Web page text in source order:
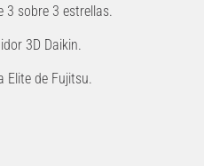
3 sobre 3 estrellas.
3D Daikin.
Elite de Fujitsu.